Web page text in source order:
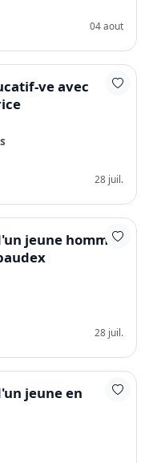
04 aout
ve avec
28 juil.
jeune homme
28 juil.
jeune en